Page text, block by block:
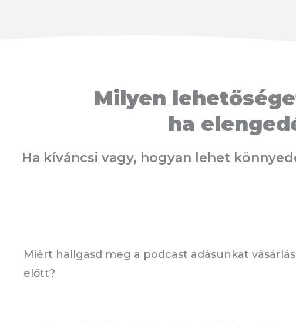
Milyen
ha
Ha kíváncsi vagy, hogyan lehet
Miért hallgasd meg a podcast adásunkat vásárlás
előtt?